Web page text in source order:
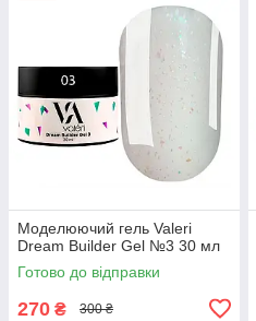
Моделюючий гель Valeri
Dream Builder Gel №3 30 мл
Готово до відправки
270 ₴ 300 ₴